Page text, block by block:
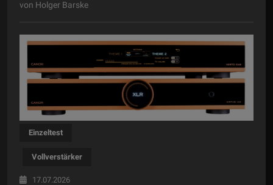
von Holger Barske
Einzeltest
Vollverstärker
17.07.2026